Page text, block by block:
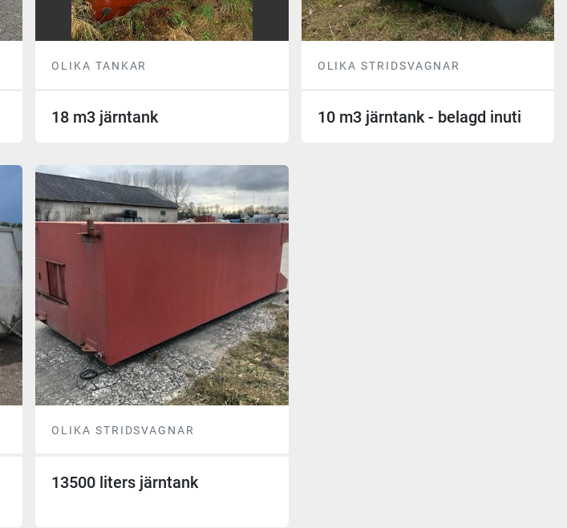
OLIKA TANKAR
18 m3 järntank
OLIKA STRIDSVAGNAR
10 m3 järntank - belagd inuti
OLIKA STRIDSVAGNAR
13500 liters järntank